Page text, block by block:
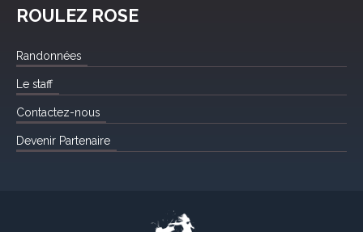
ROULEZ ROSE
Randonnées
Le staff
Contactez-nous
Devenir Partenaire